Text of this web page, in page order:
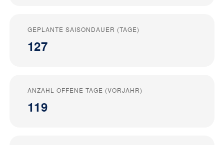
GEPLANTE SAISONDAUER (TAGE)
127
ANZAHL OFFENE TAGE (VORJAHR)
119